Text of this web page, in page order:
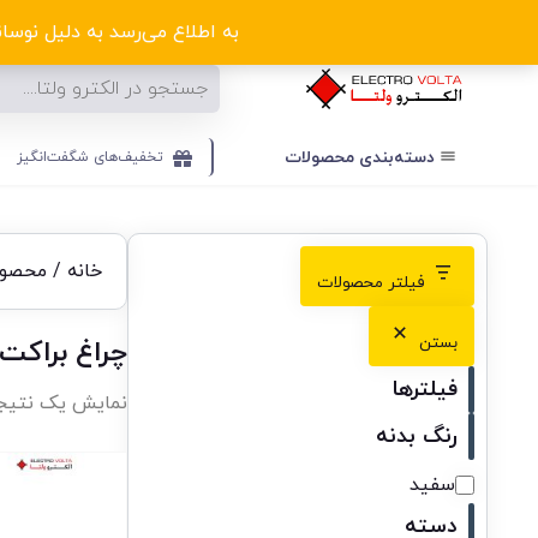
به اطلاع می‌رسد به دلیل
دسته‌بندی‌ محصولات تخفیف‌های شگفت‌انگیز
فیلتر محصولات
بستن
فیلترها
رنگ بدنه
سفید
دسته
خانه /
چراغ براکت ۸۰ وات
نمایش یک